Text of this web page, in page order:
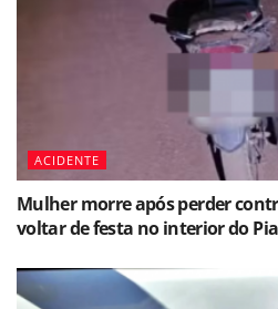
ACIDENTE
Mulher morre após perder
voltar de festa no interior do